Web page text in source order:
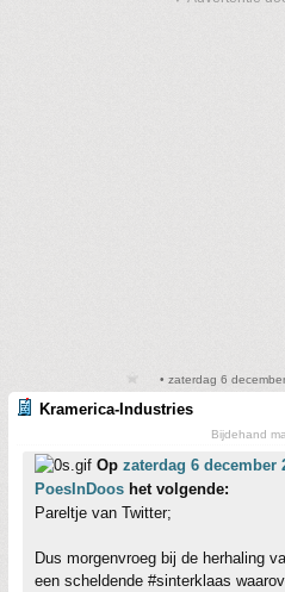
• zaterdag 6
Kramerica-Industries
Bijdehand
Op zaterdag 6 december
PoesInDoos het volgende:
Pareltje van Twitter;
Dus morgenvroeg bij de herhaling
een scheldende #sinterklaas